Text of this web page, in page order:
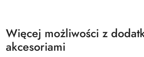
Więcej możliwości z
akcesoriami